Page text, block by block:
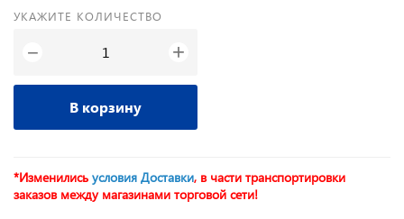
УКАЖИТЕ КОЛИЧЕСТВО
− +
В корзину
*Изменились условия Доставки, в части транспортировки
заказов между магазинами торговой сети!